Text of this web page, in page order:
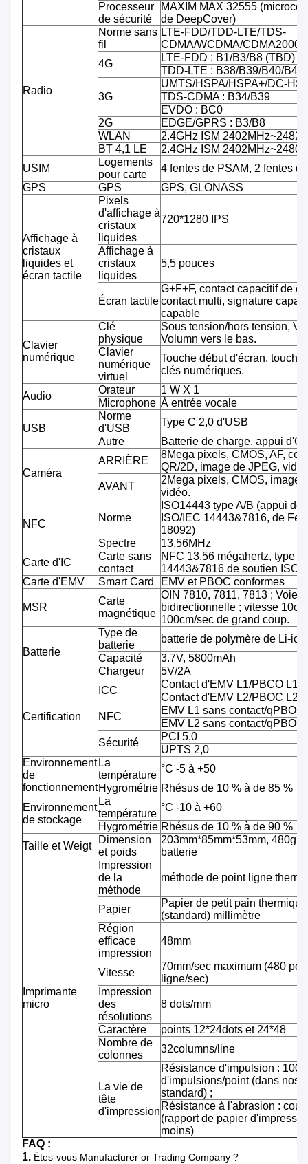
Processeur
de sécurité
MAXIM MAX 32555
de DeepCover)
Radio
Norme sans
fil
LTE-FDD/TDD-LTE/TDS-
CDMA/WCDMA/CDMA2000/
4G
LTE-FDD : B1/B3/B8 (TBD)
TDD-LTE : B38/B39/B40/B41
3G
UMTS/HSPA/HSPA+/DC-
TDS-CDMA : B34/B39
EVDO : BC0
2G
EDGE/GPRS : B3/B8
WLAN
2.4GHz ISM
BT 4,1 LE
2.4GHz ISM
USIM
Logements
pour carte
4 fentes de PSAM, 2 fentes
GPS
GPS GPS, GLONASS
Affichage à
cristaux
liquides et
écran tactile
Pixels
d'affichage à
cristaux
liquides
720*1280 IPS
Affichage à
cristaux
liquides
5,5 pouces
Écran tactile
G+F+F, contact capacitif de
contact multi, signature
capable
Clavier
numérique
Clé
physique
Sous tension/hors tension,
Volumn vers le bas.
Clavier
numérique
virtuel
Touche début d'écran, touche
clés numériques.
Audio
Orateur
1 W X 1
Microphone À entrée vocale
USB
Norme
d'USB
Type C 2,0 d'USB
Autre
Batterie de charge, appui
Caméra
ARRIÈRE
8Mega pixels, CMOS, AF,
QR/2D, image de JPEG,
AVANT
2Mega pixels, CMOS, image
vidéo.
NFC
Norme
ISO14443 type A/B (appui de
ISO/IEC 14443&7816, de
18092)
Spectre
13.56MHz
Carte d'IC
Carte sans
contact
NFC 13,56 mégahertz, type
14443&7816 de soutien ISO/
Carte d'EMV
Smart Card EMV et PBOC conformes
MSR
Carte
magnétique
OIN 7810, 7811, 7813 ; Voie
bidirectionnelle ; vitesse
100cm/sec de grand coup.
Batterie
Type de
batterie
batterie de polymère de Li-ion
Capacité
3.7V, 5800mAh
Chargeur
5V/2A
Certification
ICC
Contact d'EMV L1/PBCO L1
Contact d'EMV L2/PBOC L2
NFC
EMV L1 sans contact/qPBOC
EMV L2 sans contact/qPBOC
Sécurité
PCI 5,0
UPTS 2,0
Environnement
de
fonctionnement
La
température
°C -5 à +50
Hygrométrie Rhésus de 10 % à de 85 %
Environnement
de stockage
La
température
°C -10 à +60
Hygrométrie Rhésus de 10 % à de 90 %
Taille et Weigt
Dimension
et poids
203mm*85mm*53mm, 480g
batterie
Imprimante
micro
Impression
de la
méthode
méthode de point ligne
Papier
Papier de petit pain
(standard) millimètre
Région
efficace
impression
48mm
Vitesse
70mm/sec maximum (480
ligne/sec)
Impression
des
résolutions
8 dots/mm
Caractère
points 12*24dots et 24*48
Nombre de
colonnes
32columns/line
La vie de
tête
d'impression
Résistance d'impulsion : 100
d'impulsions/point (dans nos
standard) ;
Résistance à l'abrasion :
(rapport de papier
moins)
FAQ :
1. Êtes-vous Manufacturer or Trading Company ?